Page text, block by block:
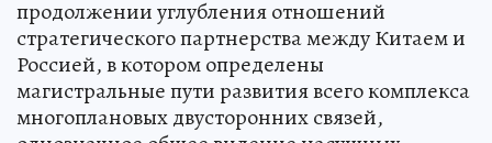
продолжении углубления отношений
стратегического партнерства между Китаем и
Россией, в котором определены
магистральные пути развития всего комплекса
многоплановых двусторонних связей,